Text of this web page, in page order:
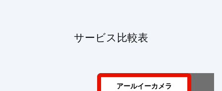
サービス比較表
アールイーカメラ